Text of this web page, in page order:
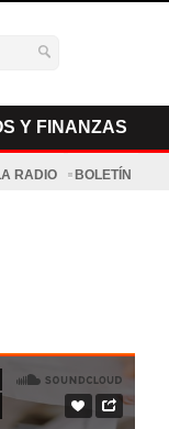
Y FINANZAS
RADIO BOLETÍN